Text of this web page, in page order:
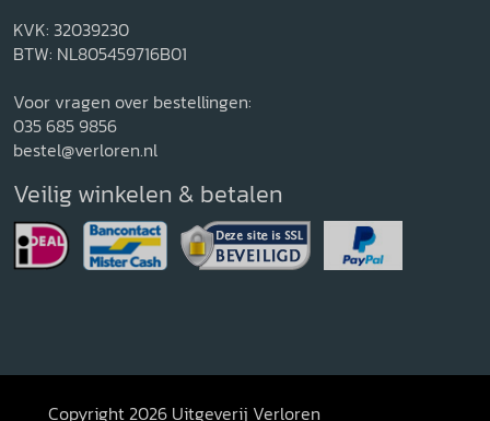
KVK: 32039230
BTW: NL805459716B01
Voor vragen over bestellingen:
035 685 9856
bestel@verloren.nl
Veilig winkelen & betalen
Copyright 2026 Uitgeverij Verloren